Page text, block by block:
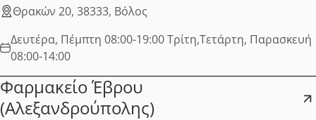
Θρακών 20, 38333, Βόλος
Δευτέρα, Πέμπτη 08:00-19:00 Τρίτη,Τετάρτη, Παρασκευή
08:00-14:00
Φαρμακείο Έβρου
(Αλεξανδρούπολης)